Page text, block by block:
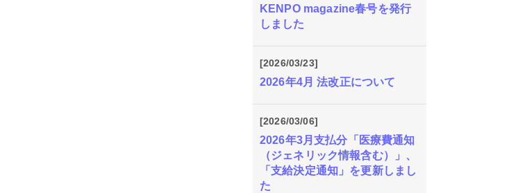
KENPO magazine春号を発行
しました
[2026/03/23]
2026年4月 法改正について
[2026/03/06]
2026年3月支払分「医療費通知
（ジェネリック情報含む）」、
「支給決定通知」を更新しまし
た